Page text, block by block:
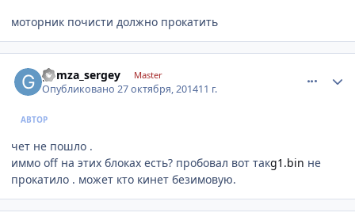
моторник почисти должно прокатить
gomza_sergey Master
Опубликовано27 октября, 201411 г.
АВТОР
чет не пошло .
иммо off на этих блоках есть? пробовал вот такg1.bin не
прокатило . может кто кинет безимовую.